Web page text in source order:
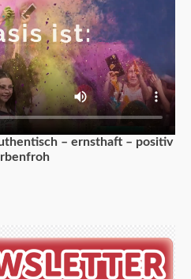
– ernsthaft – positiv